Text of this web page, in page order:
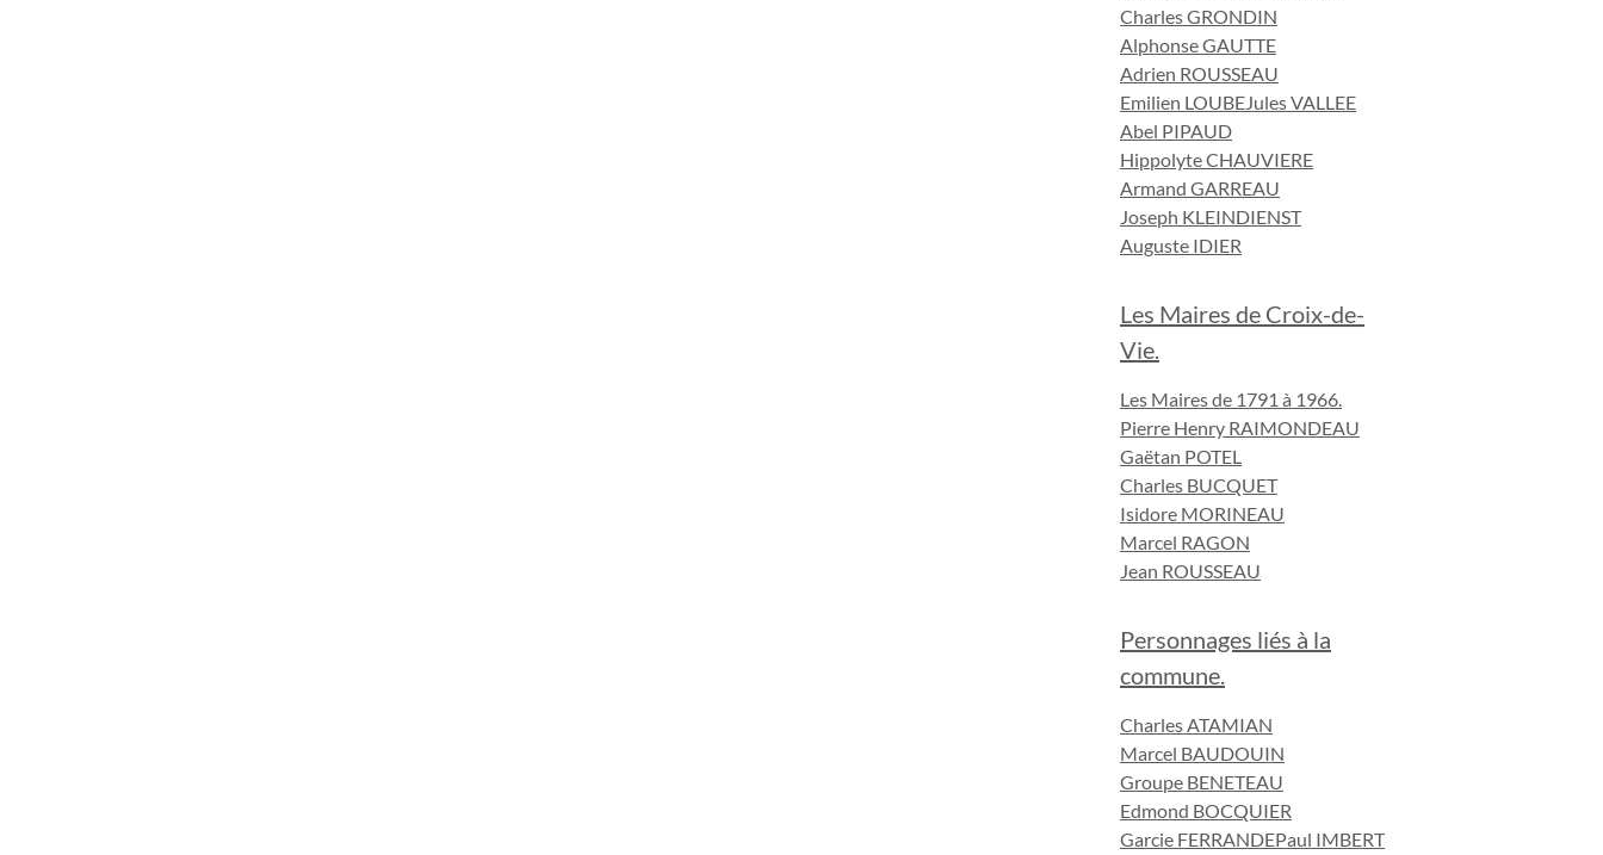
Charles GRONDIN
Alphonse GAUTTE
Adrien ROUSSEAU
Emilien LOUBEJules VALLEE
Abel PIPAUD
Hippolyte CHAUVIERE
Armand GARREAU
Joseph KLEINDIENST
Auguste IDIER
Les Maires de Croix-de-
Vie.
Les Maires de 1791 à 1966.
Pierre Henry RAIMONDEAU
Gaëtan POTEL
Charles BUCQUET
Isidore MORINEAU
Marcel RAGON
Jean ROUSSEAU
Personnages liés à la
commune.
Charles ATAMIAN
Marcel BAUDOUIN
Groupe BENETEAU
Edmond BOCQUIER
Garcie FERRANDEPaul IMBERT